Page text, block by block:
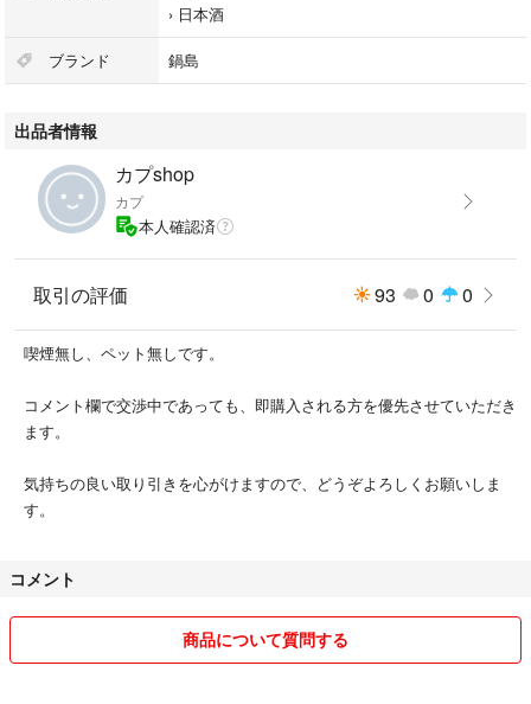
› 日本酒
ブランド 鍋島
出品者情報
カプshop
カプ
本人確認済
取引の評価 93 0 0
喫煙無し、ペット無しです。
コメント欄で交渉中であっても、即購入される方を優先させていただき
ます。
気持ちの良い取り引きを心がけますので、どうぞよろしくお願いしま
す。
コメント
商品について質問する